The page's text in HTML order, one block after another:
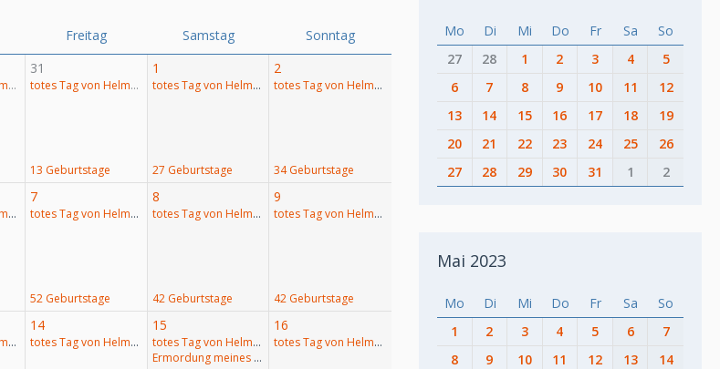
Freitag Samstag
Sonntag
totes Tag von Helmut Lubos
31
totes Tag von Helmut Lubos
13 Geburtstage
1
totes Tag von Helmut Lubos
27 Geburtstage
2
totes Tag von Helmut Lubos
34 Geburtstage
totes Tag von Helmut Lubos
7
totes Tag von Helmut Lubos
52 Geburtstage
8
totes Tag von Helmut Lubos
42 Geburtstage
9
totes Tag von Helmut Lubos
42 Geburtstage
totes Tag von Helmut Lubos
14
totes Tag von Helmut Lubos
15
totes Tag von Helmut Lubos
Ermordung meines Sohnes Markus
16
totes Tag von Helmut Lubos
Mo Di Mi Do Fr Sa
So
27
28 1 2 3 4
5
6
7 8 9 10 11
12
13
14 15 16 17 18
19
20
21 22 23 24 25
26
27
28 29 30 31 1 2
Mai 2023
Mo Di Mi Do Fr Sa
So
1
2 3 4 5 6
7
8
9 10 11 12 13
14